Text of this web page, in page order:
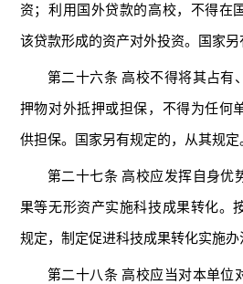
资；利用国外贷款的高校，不得在
该贷款形成的资产对外投资。国家另
第二十六条 高校不得将其占有
押物对外抵押或担保，不得为任何
供担保。国家另有规定的，从其规定
第二十七条 高校应发挥自身优
果等无形资产实施科技成果转化。
规定，制定促进科技成果转化实施办
第二十八条 高校应当对本单位